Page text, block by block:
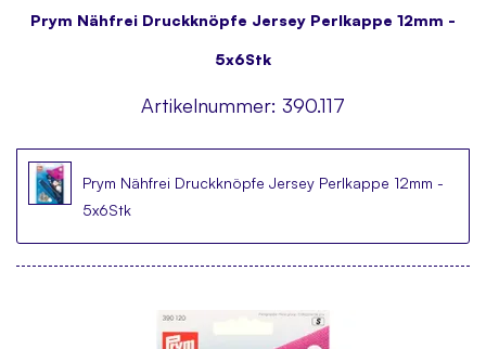
Prym Nähfrei Druckknöpfe Jersey Perlkappe 12mm -
5x6Stk
Artikelnummer: 390.117
Prym Nähfrei Druckknöpfe Jersey Perlkappe 12mm -
5x6Stk